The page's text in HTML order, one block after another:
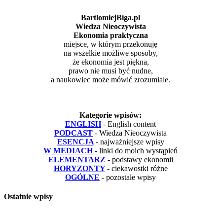
BartlomiejBiga.pl
Wiedza Nieoczywista
Ekonomia praktyczna
miejsce, w którym przekonuję
na wszelkie możliwe sposoby,
że ekonomia jest piękna,
prawo nie musi być nudne,
a naukowiec może mówić zrozumiale.
Kategorie wpisów:
ENGLISH - English content
PODCAST - Wiedza Nieoczywista
ESENCJA - najważniejsze wpisy
W MEDIACH - linki do moich wystąpień
ELEMENTARZ - podstawy ekonomii
HORYZONTY - ciekawostki różne
OGÓLNE - pozostałe wpisy
Ostatnie wpisy